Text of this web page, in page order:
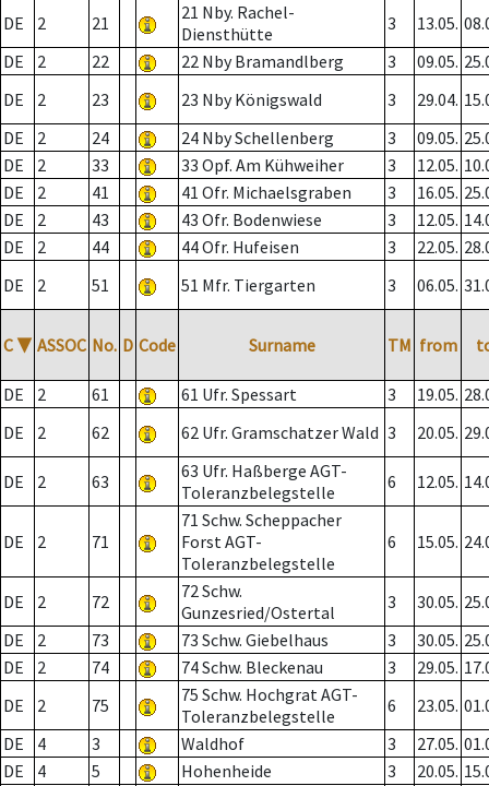
DE 2 21
21 Nby. Rachel-
Diensthütte
3 13.05.
DE
2 22 22 Nby Bramandlberg 3 09.05.
DE
2 23 23 Nby Königswald 3 29.04.
DE
2 24 24 Nby Schellenberg 3 09.05.
DE
2 33 33 Opf. Am Kühweiher 3 12.05.
DE
2 41 41 Ofr. Michaelsgraben 3 16.05.
DE
2 43 43 Ofr. Bodenwiese 3 12.05.
DE
2 44 44 Ofr. Hufeisen 3 22.05.
DE
2 51 51 Mfr. Tiergarten 3 06.05.
C ▼ ASSOC No. D Code Surname TM from
DE 2 61 61 Ufr. Spessart 3 19.05.
DE
2 62 62 Ufr. Gramschatzer Wald 3 20.05.
DE 2 63
63 Ufr. Haßberge AGT-
Toleranzbelegstelle
6 12.05.
DE 2 71
71 Schw. Scheppacher
Forst AGT-
Toleranzbelegstelle
6 15.05.
DE 2 72
72 Schw.
Gunzesried/Ostertal
3 30.05.
DE
2 73 73 Schw. Giebelhaus 3 30.05.
DE
2 74 74 Schw. Bleckenau 3 29.05.
DE
2 75
75 Schw. Hochgrat AGT-
Toleranzbelegstelle
6 23.05.
DE
4 3 Waldhof 3 27.05.
DE
4 5 Hohenheide 3 20.05.